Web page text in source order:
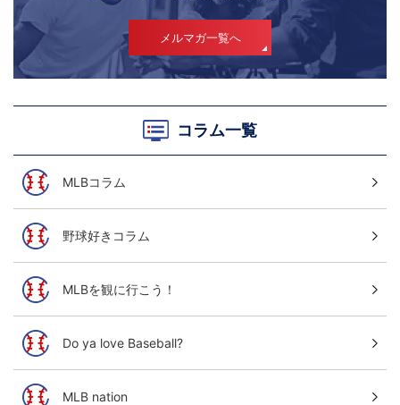
メルマガ一覧へ
コラム一覧
MLBコラム
野球好きコラム
MLBを観に行こう！
Do ya love Baseball?
MLB nation